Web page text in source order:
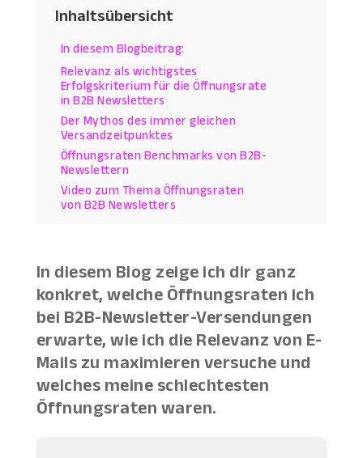
Inhaltsübersicht
In diesem Blogbeitrag:
Relevanz als wichtigstes
Erfolgskriterium für die Öffnungsrate
in B2B Newsletters
Der Mythos des immer gleichen
Versandzeitpunktes
Öffnungsraten Benchmarks von B2B-
Newslettern
Video zum Thema Öffnungsraten
von B2B Newsletters
In diesem Blog zeige ich dir ganz
konkret, welche Öffnungsraten ich
bei B2B-Newsletter-Versendungen
erwarte, wie ich die Relevanz von E-
Mails zu maximieren versuche und
welches meine schlechtesten
Öffnungsraten waren.